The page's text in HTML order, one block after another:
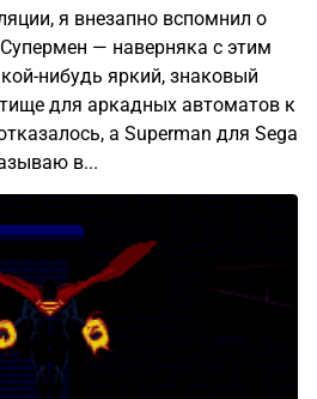
Death and Return of
что такое нашлось в этом
минут. Первоначально,
списку древних игр,
я внезапно вспомнил о
— наверняка с этим
нибудь яркий, знаковый
для аркадных автоматов к